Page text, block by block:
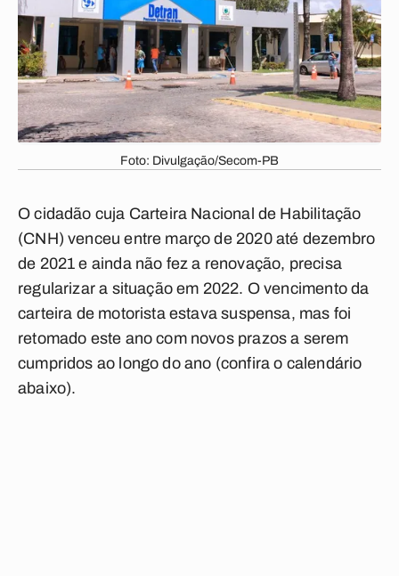
Foto: Divulgação/Secom-PB
O cidadão cuja Carteira Nacional de Habilitação
(CNH) venceu entre março de 2020 até dezembro
de 2021 e ainda não fez a renovação, precisa
regularizar a situação em 2022. O vencimento da
carteira de motorista estava suspensa, mas foi
retomado este ano com novos prazos a serem
cumpridos ao longo do ano (confira o calendário
abaixo).